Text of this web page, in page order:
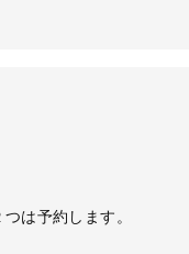
は予約します。